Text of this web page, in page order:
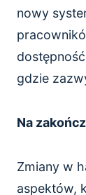
nowy
gdzie
Na
Zmiany w
aspektów,